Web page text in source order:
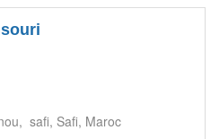
safi Safi Maroc